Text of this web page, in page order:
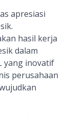
apresiasi
hasil kerja
dalam
yang inovatif
perusahaan